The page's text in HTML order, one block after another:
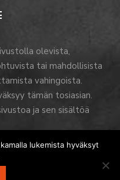
olevista,
tai mahdollisista
vahingoista.
tämän tosiasian.
ja sen sisältöä
lukemista hyväksyt